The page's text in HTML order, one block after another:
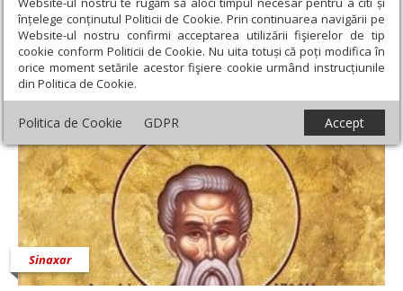
înțelege conținutul Politicii de Cookie. Prin continuarea navigării pe
Website-ul nostru confirmi acceptarea utilizării fişierelor de tip
cookie conform Politicii de Cookie. Nu uita totuși că poți modifica în
orice moment setările acestor fişiere cookie urmând instrucțiunile
din Politica de Cookie.
Politica de Cookie GDPR Accept
Ziarul Lumina › 23 martie 2019 - Articole asociate
23 martie 2019 - Articole asociate
Sinaxar